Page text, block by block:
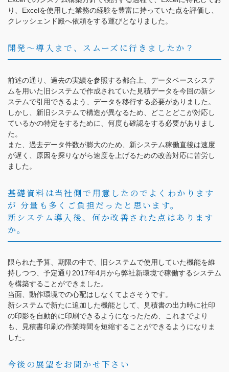
り、Excelを使用した業務の経験を豊富に持っていた点を評価し、
クレッシェンド殿へ依頼をする運びとなりました。
開発～導入まで、スムーズに行きましたか？
前述の通り、過去の実績を参照する都合上、データベースシステ
ムを用いた旧システムで作成されていた見積データを今回の新シ
ステムで引用できるよう、データを移行する必要がありました。
しかし、新旧システムで構造が異なるため、どことどこが対応し
ているかの特定をするために、何度も確認をする必要がありまし
た。
また、過去データ件数が膨大のため、新システム稼働直後は速度
が遅く、原因を探りながら速度を上げるための改善対応に苦労し
ました。
基礎資料は当社側で用意したのでよくわかります
が 分量も多くご負担だったと思います。
新システム導入後、何か改善された点はあります
か。
限られた予算、期限の中で、旧システムで使用していた機能を維
持しつつ、予定通り2017年4月から弊社新環境で稼働するシステム
を構築することができました。
当面、動作環境での心配はしなくてよさそうです。
新システムで新たに追加した機能として、見積書の出力時に社印
の印影を自動的に印刷できるようになったため、これまでより
も、見積書印刷の作業時間を短縮することができるようになりま
した。
今後の展望をお聞かせ下さい